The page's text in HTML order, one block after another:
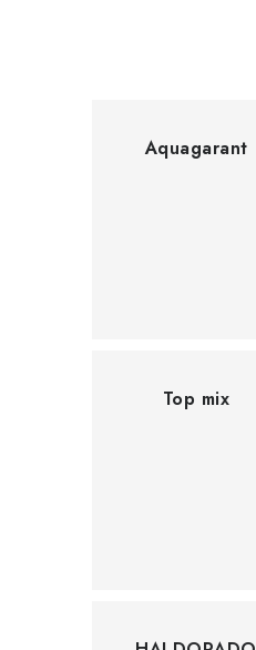
Aquagarant
Top mix